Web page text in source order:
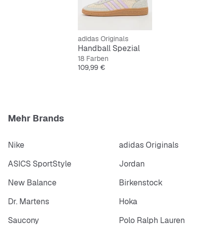
Schnürsenkel für sicheren Sitz
Multicolor mit soften Farbakzenten
adidas Originals
Handball Spezial
18 Farben
Preis
109,99 €
Mehr Brands
Nike
adidas Originals
ASICS SportStyle
Jordan
New Balance
Birkenstock
Dr. Martens
Hoka
Saucony
Polo Ralph Lauren